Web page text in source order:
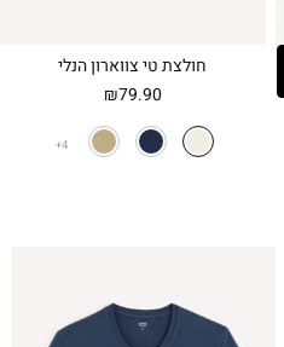
חולצת טי צווארון הנלי
₪79.90
4